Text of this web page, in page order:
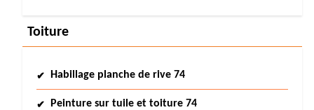
Toiture
Habillage planche de rive 74
Peinture sur tuile et toiture 74